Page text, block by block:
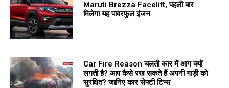
Maruti Brezza Facelift, पहली बार
मिलेगा यह पावरफुल इंजन
Car Fire Reason चलती कार में आग क्यों
लगती है? आप कैसे रख सकते हैं अपनी गाड़ी को
सुरक्षित? जानिए कार सेफ्टी टिप्स